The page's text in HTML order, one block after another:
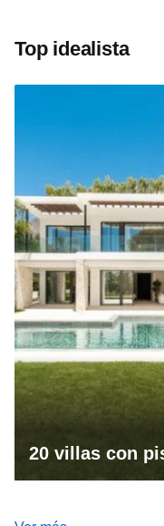
Top idealista
20 villas con